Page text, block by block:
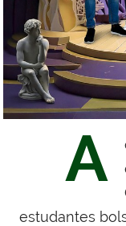
A
estudantes